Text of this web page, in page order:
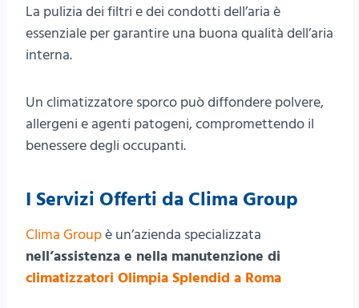
La pulizia dei filtri e dei condotti dell’aria è
essenziale per garantire una buona qualità dell’aria
interna.
Un climatizzatore sporco può diffondere polvere,
allergeni e agenti patogeni, compromettendo il
benessere degli occupanti.
I Servizi Offerti da Clima Group
Clima Groupè un’azienda specializzata
nell’assistenza e nella manutenzione di
climatizzatori Olimpia Splendid a Roma